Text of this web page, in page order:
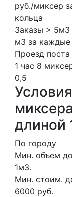
руб./миксер
кольца
Заказы > 5м3
м3 за каждые
Проезд
1 час 8
0,5
длиной
По городу
Мин. объем
1м3.
Мин. стоим.
6000 руб.